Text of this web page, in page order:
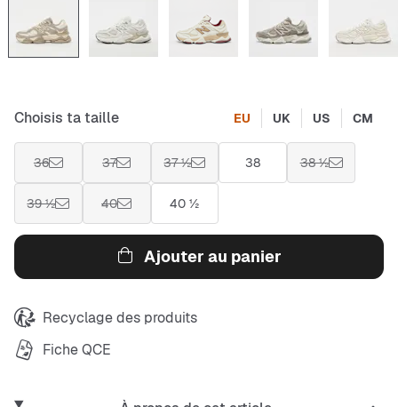
Choisis ta taille EU UK US CM
36 37 37 ½ 38 38 ½
39 ½ 40 40 ½
Ajouter au panier
Recyclage des produits
Fiche QCE